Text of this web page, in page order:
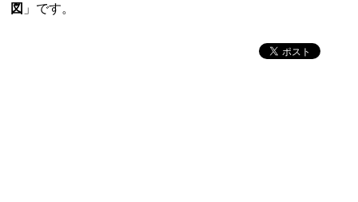
図 」です。